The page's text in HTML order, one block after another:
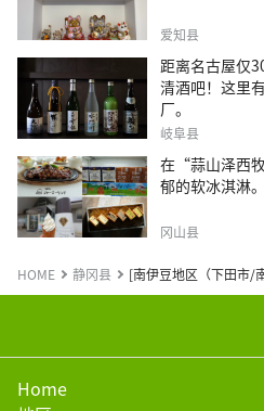
爱知县
距离名古屋仅
清酒吧！这里
厂。
岐阜县
在“蒜山泽西
郁的软冰淇淋。
冈山县
HOME 静冈县 [南伊豆地区（下田市/
Home